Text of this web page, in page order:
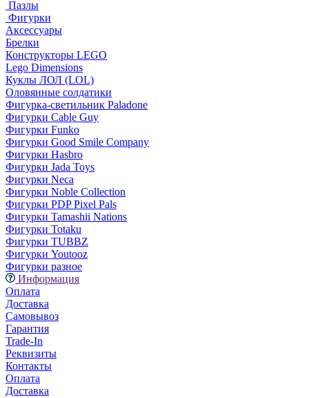
Пазлы
Фигурки
Аксессуары
Брелки
Конструкторы LEGO
Lego Dimensions
Куклы ЛОЛ (LOL)
Оловянные солдатики
Фигурка-светильник Paladone
Фигурки Cable Guy
Фигурки Funko
Фигурки Good Smile Company
Фигурки Hasbro
Фигурки Jada Toys
Фигурки Neca
Фигурки Noble Collection
Фигурки PDP Pixel Pals
Фигурки Tamashii Nations
Фигурки Totaku
Фигурки TUBBZ
Фигурки Youtooz
Фигурки разное
Информация
Оплата
Доставка
Самовывоз
Гарантия
Trade-In
Реквизиты
Контакты
Оплата
Доставка